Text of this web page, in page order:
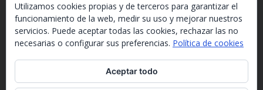
Utilizamos cookies propias y de terceros para garantizar el
funcionamiento de la web, medir su uso y mejorar nuestros
servicios. Puede aceptar todas las cookies, rechazar las no
necesarias o configurar sus preferencias. Política de cookies
Aceptar todo